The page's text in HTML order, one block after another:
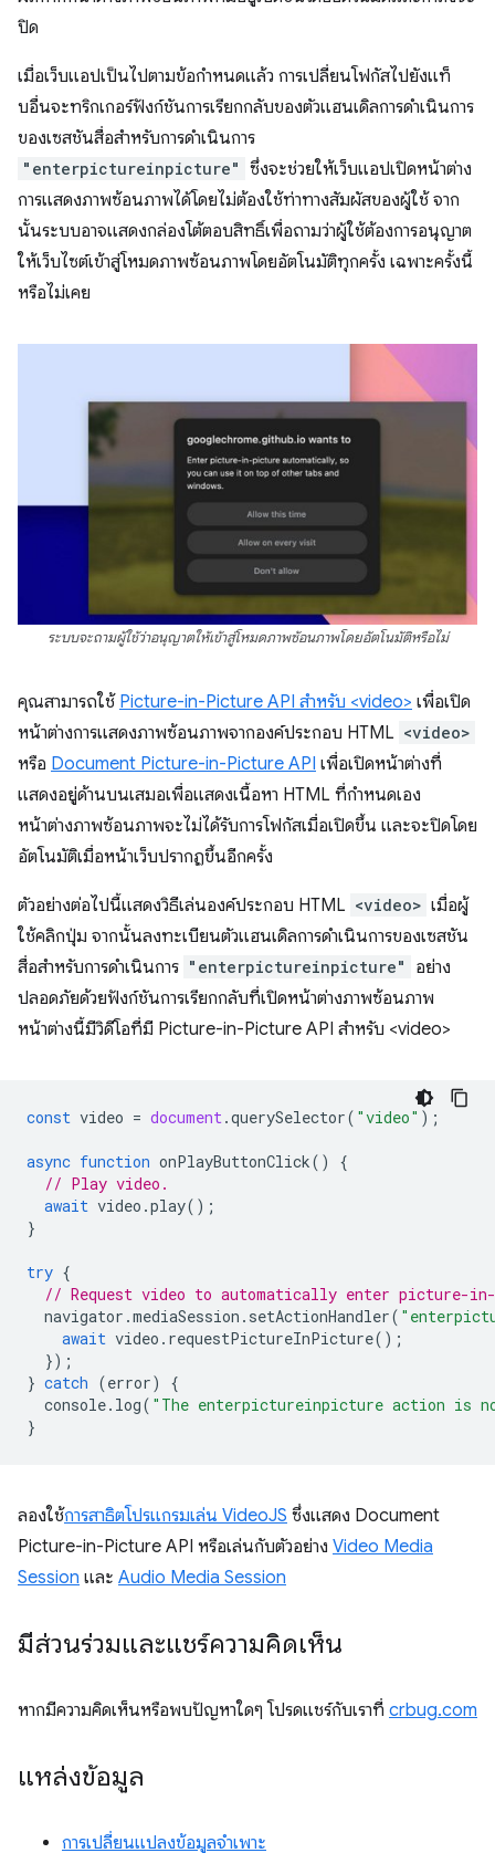
ปิด
เมื่อเว็บแอปเป็นไปตามข้อกำหนดแล้ว การเปลี่ยนโฟกัสไปยังแท็
บอื่นจะทริกเกอร์ฟังก์ชันการเรียกกลับของตัวแฮนเดิลการดำเนินการ
ของเซสชันสื่อสําหรับการดําเนินการ
"enterpictureinpicture" ซึ่งจะช่วยให้เว็บแอปเปิดหน้าต่าง
การแสดงภาพซ้อนภาพได้โดยไม่ต้องใช้ท่าทางสัมผัสของผู้ใช้ จาก
นั้นระบบอาจแสดงกล่องโต้ตอบสิทธิ์เพื่อถามว่าผู้ใช้ต้องการอนุญาต
ให้เว็บไซต์เข้าสู่โหมดภาพซ้อนภาพโดยอัตโนมัติทุกครั้ง เฉพาะครั้งนี้
หรือไม่เคย
ระบบจะถามผู้ใช้ว่าอนุญาตให้เข้าสู่โหมดภาพซ้อนภาพโดยอัตโนมัติหรือไม่
คุณสามารถใช้ Picture-in-Picture API สำหรับ <video> เพื่อเปิด
หน้าต่างการแสดงภาพซ้อนภาพจากองค์ประกอบ HTML <video>
หรือ Document Picture-in-Picture API เพื่อเปิดหน้าต่างที่
แสดงอยู่ด้านบนเสมอเพื่อแสดงเนื้อหา HTML ที่กำหนดเอง
หน้าต่างภาพซ้อนภาพจะไม่ได้รับการโฟกัสเมื่อเปิดขึ้น และจะปิดโดย
อัตโนมัติเมื่อหน้าเว็บปรากฏขึ้นอีกครั้ง
ตัวอย่างต่อไปนี้แสดงวิธีเล่นองค์ประกอบ HTML <video> เมื่อผู้
ใช้คลิกปุ่ม จากนั้นลงทะเบียนตัวแฮนเดิลการดำเนินการของเซสชัน
สื่อสําหรับการดําเนินการ "enterpictureinpicture"
อย่าง
ปลอดภัยด้วยฟังก์ชันการเรียกกลับที่เปิดหน้าต่างภาพซ้อนภาพ
หน้าต่างนี้มีวิดีโอที่มี Picture-in-Picture API สำหรับ <video>
const video = document .querySelector( "video" );
async function onPlayButtonClick()
{
// Play video.
await video .play();
}
try {
// Request video to automatically enter picture-
navigator .mediaSession . setActionHandler(
await video . requestPictureInPicture();
});
} catch (error)
{
console. log( "The enterpictureinpicture action is
}
ลองใช้การสาธิตโปรแกรมเล่น VideoJS ซึ่งแสดง Document
Picture-in-Picture API หรือเล่นกับตัวอย่าง Video Media
Session และ Audio Media Session
มีส่วนร่วมและแชร์ความคิดเห็น
หากมีความคิดเห็นหรือพบปัญหาใดๆ โปรดแชร์กับเราที่ crbug.com
แหล่งข้อมูล
การเปลี่ยนแปลงข้อมูลจำเพาะ